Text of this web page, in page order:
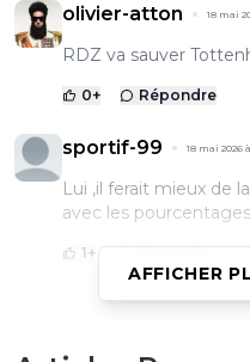
olivier-atton 18 mai
RDZ va sauver
0+ Répondre
sportif-99 18 mai 2026
Lui ,il ferait mieux de
avec les
1 + Répondre
AFFICHER